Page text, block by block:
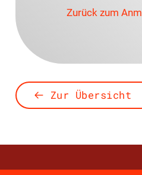
Zurück zum
Zur Übersicht